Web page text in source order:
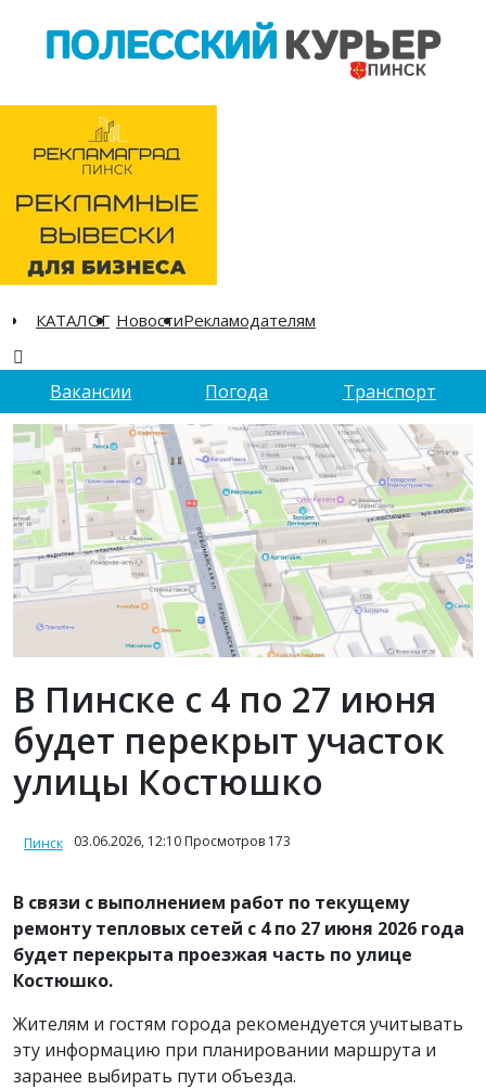
КАТАЛОГ НовостиРекламодателям
Вакансии Погода Транспорт
В Пинске с 4 по 27 июня
будет перекрыт участок
улицы Костюшко
Пинск 03.06.2026, 12:10 Просмотров 173
В связи с выполнением работ по текущему
ремонту тепловых сетей с 4 по 27 июня 2026 года
будет перекрыта проезжая часть по улице
Костюшко.
Жителям и гостям города рекомендуется учитывать
эту информацию при планировании маршрута и
заранее выбирать пути объезда.